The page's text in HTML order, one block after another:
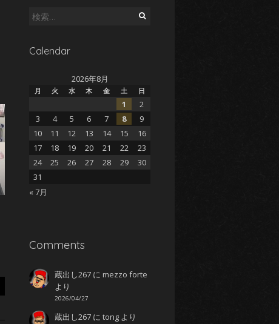
検
Calendar
2026年8月
月 火 水 木 金 土 日
1
2
3
4 5 6 7 8
9
10
11 12 13 14 15
16
17
18 19 20 21 22
23
24
25 26 27 28 29
30
31
« 7月
Comments
蔵出し267 にmezzo forte
より
2026/04/27
蔵出し267 にtong より